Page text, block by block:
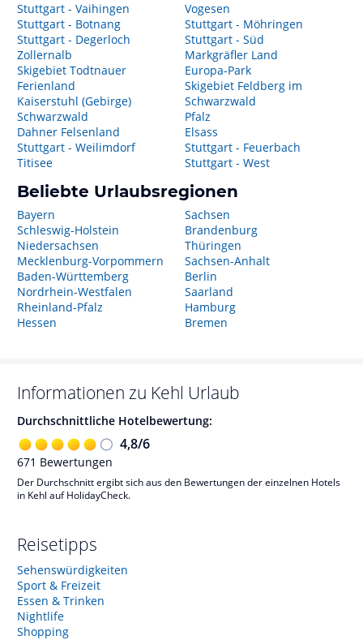
Stuttgart - Vaihingen
Stuttgart - Botnang
Stuttgart - Degerloch
Zollernalb
Skigebiet Todtnauer
Ferienland
Kaiserstuhl (Gebirge)
Schwarzwald
Dahner Felsenland
Stuttgart - Weilimdorf
Titisee
Vogesen
Stuttgart - Möhringen
Stuttgart - Süd
Markgräfler Land
Europa-Park
Skigebiet Feldberg im
Schwarzwald
Pfalz
Elsass
Stuttgart - Feuerbach
Stuttgart - West
Beliebte Urlaubsregionen
Bayern
Schleswig-Holstein
Niedersachsen
Mecklenburg-Vorpommern
Baden-Württemberg
Nordrhein-Westfalen
Rheinland-Pfalz
Hessen
Sachsen
Brandenburg
Thüringen
Sachsen-Anhalt
Berlin
Saarland
Hamburg
Bremen
Informationen zu Kehl Urlaub
Durchschnittliche Hotelbewertung:
4,8/6
671 Bewertungen
Der Durchschnitt ergibt sich aus den Bewertungen der einzelnen Hotels
in Kehl auf HolidayCheck.
Reisetipps
Sehenswürdigkeiten
Sport & Freizeit
Essen & Trinken
Nightlife
Shopping